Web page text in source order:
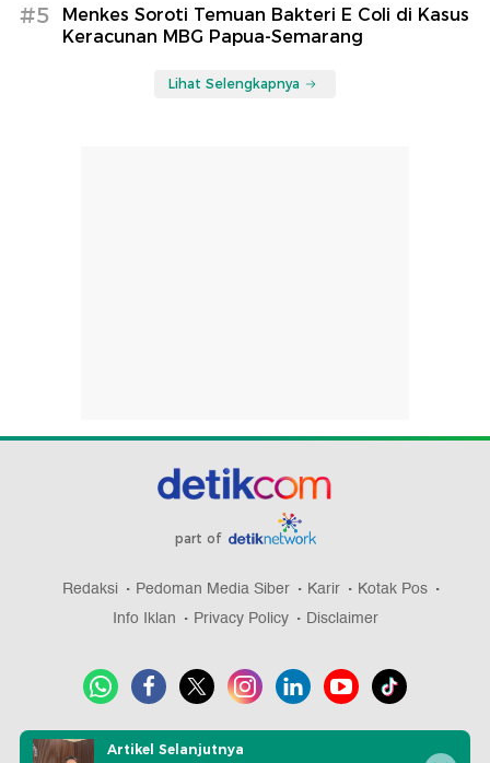
#5
Menkes Soroti Temuan Bakteri E Coli di Kasus
Keracunan MBG Papua-Semarang
Lihat Selengkapnya
part of
Redaksi Pedoman Media Siber Karir
Kotak Pos
Info Iklan
Privacy Policy Disclaimer
Artikel Selanjutnya